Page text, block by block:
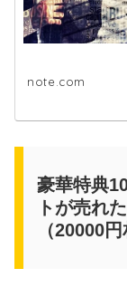
note.com
豪華特典
トが売れ
（20000円